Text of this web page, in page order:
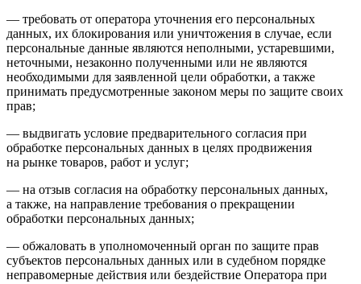
— требовать от оператора уточнения его персональных
данных, их блокирования или уничтожения в случае, если
персональные данные являются неполными, устаревшими,
неточными, незаконно полученными или не являются
необходимыми для заявленной цели обработки, а также
принимать предусмотренные законом меры по защите своих
прав;
— выдвигать условие предварительного согласия при
обработке персональных данных в целях продвижения
на рынке товаров, работ и услуг;
— на отзыв согласия на обработку персональных данных,
а также, на направление требования о прекращении
обработки персональных данных;
— обжаловать в уполномоченный орган по защите прав
субъектов персональных данных или в судебном порядке
неправомерные действия или бездействие Оператора при